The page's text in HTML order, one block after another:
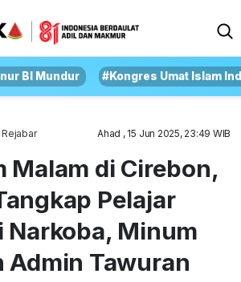
BI Mundur #Kongres Umat Islam
Ahad , 15 Jun 2025, 23:49 WIB
Malam di Cirebon,
Pelajar
Narkoba, Minum
Admin Tawuran